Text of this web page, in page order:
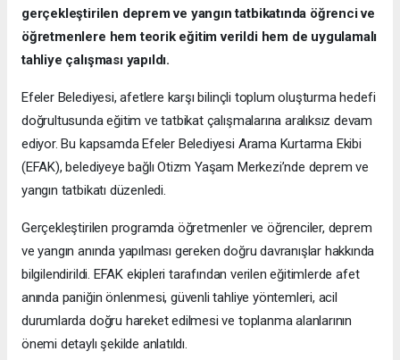
gerçekleştirilen deprem ve yangın tatbikatında öğrenci ve
öğretmenlere hem teorik eğitim verildi hem de uygulamalı
tahliye çalışması yapıldı.
Efeler Belediyesi, afetlere karşı bilinçli toplum oluşturma hedefi
doğrultusunda eğitim ve tatbikat çalışmalarına aralıksız devam
ediyor. Bu kapsamda Efeler Belediyesi Arama Kurtarma Ekibi
(EFAK), belediyeye bağlı Otizm Yaşam Merkezi’nde deprem ve
yangın tatbikatı düzenledi.
Gerçekleştirilen programda öğretmenler ve öğrenciler, deprem
ve yangın anında yapılması gereken doğru davranışlar hakkında
bilgilendirildi. EFAK ekipleri tarafından verilen eğitimlerde afet
anında paniğin önlenmesi, güvenli tahliye yöntemleri, acil
durumlarda doğru hareket edilmesi ve toplanma alanlarının
önemi detaylı şekilde anlatıldı.